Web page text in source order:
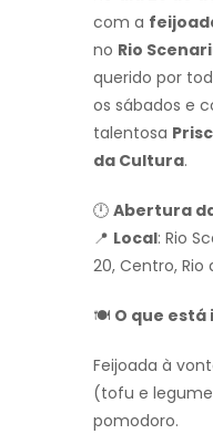
com a
no Rio
querido por
os sábados e
talentosa
da Cultura.
🕛 Abertura
📍 Local: Rio
20, Centro, Rio
🍽 O que está
Feijoada à
(tofu e
pomodoro.